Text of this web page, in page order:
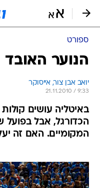
ספורט
הנוער האובד
יואב אבן צור, אייסוקר
21.11.2010 / 9:33
באיטליה עושים
הכדורגל, אבל בפועל
המקומיים. האם זה